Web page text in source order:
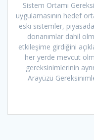
Sistem Ortamı
uygulamasının hedef
eski sistemler,
donanımlar dahil
etkileşime girdiğini
her yerde mevcut
gereksinimlerinin
Arayüzü